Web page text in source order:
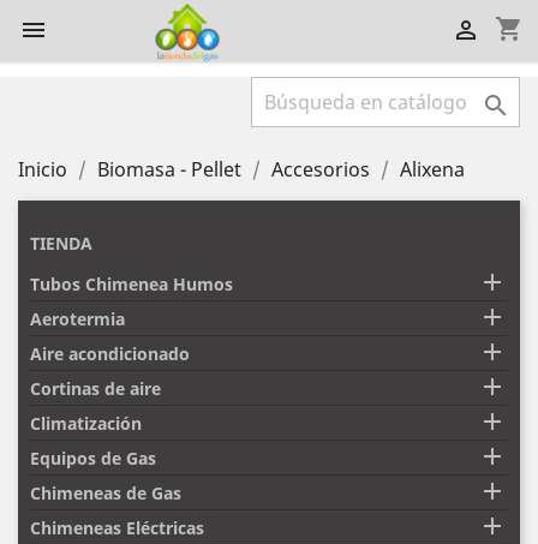
 shopping_cart


Inicio Biomasa - Pellet Accesorios Alixena
TIENDA
Tubos Chimenea Humos

Aerotermia 
Aire acondicionado 
Cortinas de aire 
Climatización 
Equipos de Gas 
Chimeneas de Gas 
Chimeneas Eléctricas 